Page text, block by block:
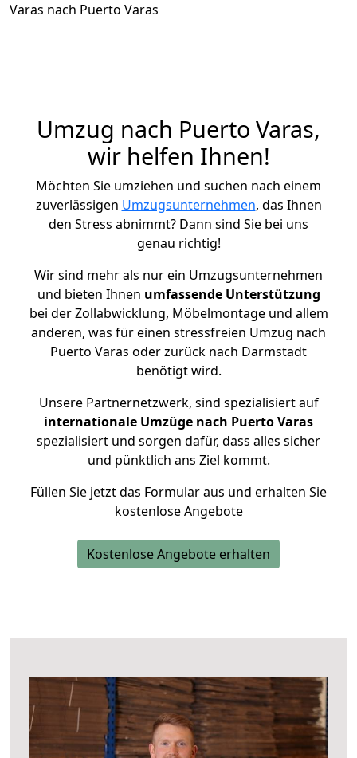
Varas nach Puerto Varas
Umzug nach Puerto Varas,
wir helfen Ihnen!
Möchten Sie umziehen und suchen nach einem
zuverlässigen Umzugsunternehmen, das Ihnen
den Stress abnimmt? Dann sind Sie bei uns
genau richtig!
Wir sind mehr als nur ein Umzugsunternehmen
und bieten Ihnen umfassende Unterstützung
bei der Zollabwicklung, Möbelmontage und allem
anderen, was für einen stressfreien Umzug nach
Puerto Varas oder zurück nach Darmstadt
benötigt wird.
Unsere Partnernetzwerk, sind spezialisiert auf
internationale Umzüge nach Puerto Varas
spezialisiert und sorgen dafür, dass alles sicher
und pünktlich ans Ziel kommt.
Füllen Sie jetzt das Formular aus und erhalten Sie
kostenlose Angebote
Kostenlose Angebote erhalten